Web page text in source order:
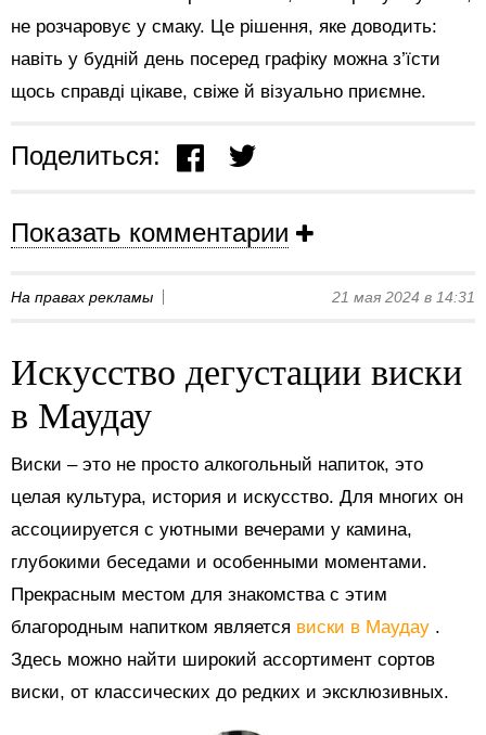
не розчаровує у смаку. Це рішення, яке доводить:
навіть у будній день посеред графіку можна з’їсти
щось справді цікаве, свіже й візуально приємне.
Поделиться:
Показать комментарии
На правах рекламы 21 мая 2024 в 14:31
Искусство дегустации виски
в Маудау
Виски – это не просто алкогольный напиток, это
целая культура, история и искусство. Для многих он
ассоциируется с уютными вечерами у камина,
глубокими беседами и особенными моментами.
Прекрасным местом для знакомства с этим
благородным напитком является виски в Маудау .
Здесь можно найти широкий ассортимент сортов
виски, от классических до редких и эксклюзивных.